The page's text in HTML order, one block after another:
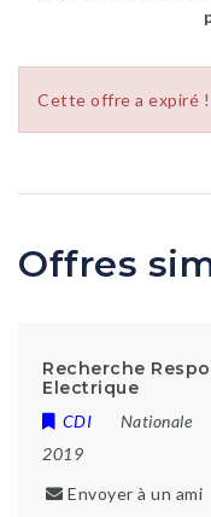
Cette offre a expiré !
Offres
Recherche
Electrique
CDI Nationale
2019
Envoyer à un ami